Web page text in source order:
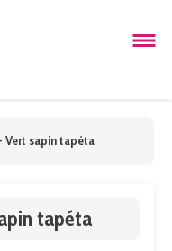
Vert sapin tapéta
tapéta